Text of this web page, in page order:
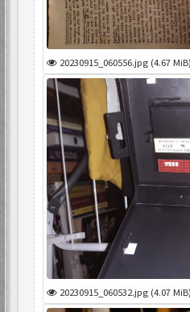
20230915_060556.jpg (4.67
20230915_060532.jpg (4.07